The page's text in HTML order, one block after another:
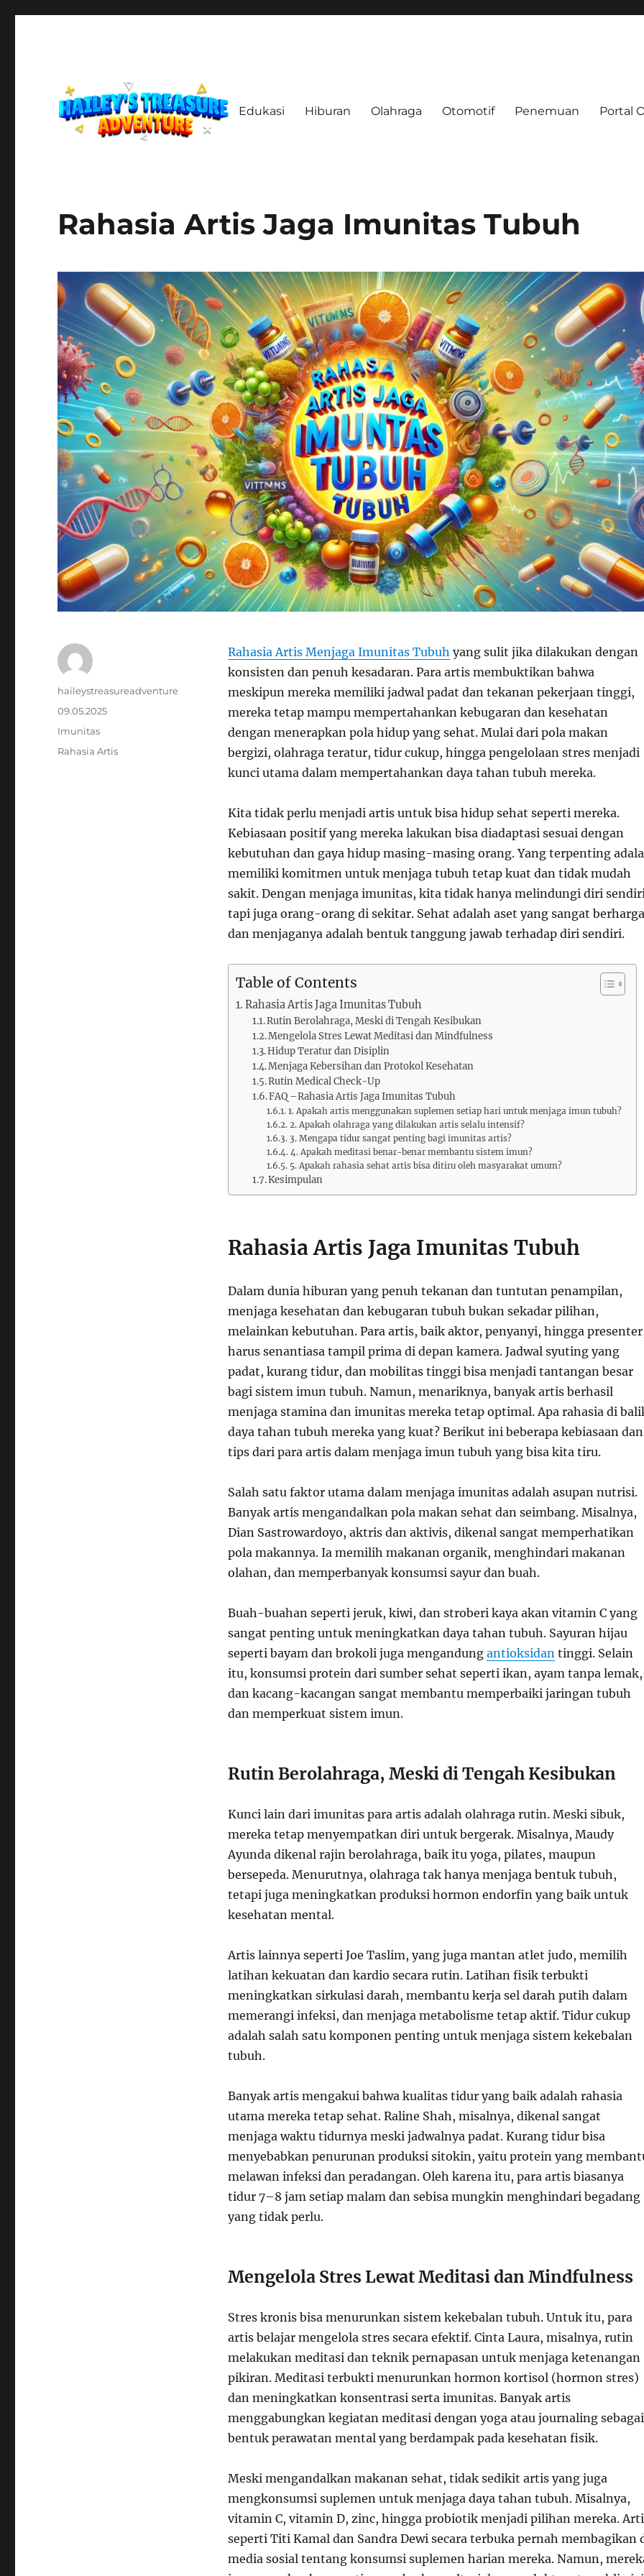
Edukasi Hiburan Olahraga Otomotif Penemuan Portal
Rahasia Artis Jaga Imunitas Tubuh
Rahasia Artis Menjaga Imunitas Tubuh yang sulit jika dilakukan dengan
konsisten dan penuh kesadaran. Para artis membuktikan bahwa
meskipun mereka memiliki jadwal padat dan tekanan pekerjaan tinggi,
mereka tetap mampu mempertahankan kebugaran dan kesehatan
dengan menerapkan pola hidup yang sehat. Mulai dari pola makan
bergizi, olahraga teratur, tidur cukup, hingga pengelolaan stres menjadi
kunci utama dalam mempertahankan daya tahan tubuh mereka.
Kita tidak perlu menjadi artis untuk bisa hidup sehat seperti mereka.
Kebiasaan positif yang mereka lakukan bisa diadaptasi sesuai dengan
kebutuhan dan gaya hidup masing-masing orang. Yang terpenting
memiliki komitmen untuk menjaga tubuh tetap kuat dan tidak mudah
sakit. Dengan menjaga imunitas, kita tidak hanya melindungi diri
tapi juga orang-orang di sekitar. Sehat adalah aset yang sangat
dan menjaganya adalah bentuk tanggung jawab terhadap diri sendiri.
Table of Contents
Rahasia Artis Jaga Imunitas Tubuh
Rutin Berolahraga, Meski di Tengah Kesibukan
Mengelola Stres Lewat Meditasi dan Mindfulness
Hidup Teratur dan Disiplin
Menjaga Kebersihan dan Protokol Kesehatan
Rutin Medical Check-Up
FAQ –Rahasia Artis Jaga Imunitas Tubuh
1. Apakah artis menggunakan suplemen setiap hari untuk menjaga imun tubuh?
2. Apakah olahraga yang dilakukan artis selalu intensif?
3. Mengapa tidur sangat penting bagi imunitas artis?
4. Apakah meditasi benar-benar membantu sistem imun?
5. Apakah rahasia sehat artis bisa ditiru oleh masyarakat umum?
Kesimpulan
Rahasia Artis Jaga Imunitas Tubuh
Dalam dunia hiburan yang penuh tekanan dan tuntutan penampilan,
menjaga kesehatan dan kebugaran tubuh bukan sekadar pilihan,
melainkan kebutuhan. Para artis, baik aktor, penyanyi, hingga
harus senantiasa tampil prima di depan kamera. Jadwal syuting yang
padat, kurang tidur, dan mobilitas tinggi bisa menjadi tantangan besar
bagi sistem imun tubuh. Namun, menariknya, banyak artis berhasil
menjaga stamina dan imunitas mereka tetap optimal. Apa rahasia di
daya tahan tubuh mereka yang kuat? Berikut ini beberapa kebiasaan dan
tips dari para artis dalam menjaga imun tubuh yang bisa kita tiru.
Salah satu faktor utama dalam menjaga imunitas adalah asupan nutrisi.
Banyak artis mengandalkan pola makan sehat dan seimbang. Misalnya,
Dian Sastrowardoyo, aktris dan aktivis, dikenal sangat memperhatikan
pola makannya. Ia memilih makanan organik, menghindari makanan
olahan, dan memperbanyak konsumsi sayur dan buah.
Buah-buahan seperti jeruk, kiwi, dan stroberi kaya akan vitamin C yang
sangat penting untuk meningkatkan daya tahan tubuh. Sayuran hijau
seperti bayam dan brokoli juga mengandung antioksidantinggi. Selain
itu, konsumsi protein dari sumber sehat seperti ikan, ayam tanpa lemak,
dan kacang-kacangan sangat membantu memperbaiki jaringan tubuh
dan memperkuat sistem imun.
Rutin Berolahraga, Meski di Tengah Kesibukan
Kunci lain dari imunitas para artis adalah olahraga rutin. Meski sibuk,
mereka tetap menyempatkan diri untuk bergerak. Misalnya, Maudy
Ayunda dikenal rajin berolahraga, baik itu yoga, pilates, maupun
bersepeda. Menurutnya, olahraga tak hanya menjaga bentuk tubuh,
tetapi juga meningkatkan produksi hormon endorfin yang baik untuk
kesehatan mental.
Artis lainnya seperti Joe Taslim, yang juga mantan atlet judo, memilih
latihan kekuatan dan kardio secara rutin. Latihan fisik terbukti
meningkatkan sirkulasi darah, membantu kerja sel darah putih dalam
memerangi infeksi, dan menjaga metabolisme tetap aktif. Tidur cukup
adalah salah satu komponen penting untuk menjaga sistem kekebalan
tubuh.
Banyak artis mengakui bahwa kualitas tidur yang baik adalah rahasia
utama mereka tetap sehat. Raline Shah, misalnya, dikenal sangat
menjaga waktu tidurnya meski jadwalnya padat. Kurang tidur bisa
menyebabkan penurunan produksi sitokin, yaitu protein yang
melawan infeksi dan peradangan. Oleh karena itu, para artis biasanya
tidur 7–8 jam setiap malam dan sebisa mungkin menghindari begadang
yang tidak perlu.
Mengelola Stres Lewat Meditasi dan Mindfulness
Stres kronis bisa menurunkan sistem kekebalan tubuh. Untuk itu, para
artis belajar mengelola stres secara efektif. Cinta Laura, misalnya, rutin
melakukan meditasi dan teknik pernapasan untuk menjaga ketenangan
pikiran. Meditasi terbukti menurunkan hormon kortisol (hormon stres)
dan meningkatkan konsentrasi serta imunitas. Banyak artis
menggabungkan kegiatan meditasi dengan yoga atau journaling sebagai
bentuk perawatan mental yang berdampak pada kesehatan fisik.
Meski mengandalkan makanan sehat, tidak sedikit artis yang juga
mengkonsumsi suplemen untuk menjaga daya tahan tubuh. Misalnya,
vitamin C, vitamin D, zinc, hingga probiotik menjadi pilihan mereka.
seperti Titi Kamal dan Sandra Dewi secara terbuka pernah membagikan
media sosial tentang konsumsi suplemen harian mereka. Namun,
Author
haileystreasureadventure
Posted
on
09.05.2025
Categories
Imunitas
Tags
Rahasia Artis